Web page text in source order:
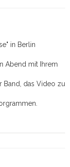
in Berlin
Abend mit Ihrem
Band, das Video zu